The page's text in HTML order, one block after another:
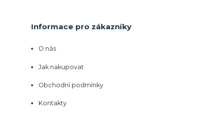
Informace pro zákazníky
O nás
Jak nakupovat
Obchodní podmínky
Kontakty